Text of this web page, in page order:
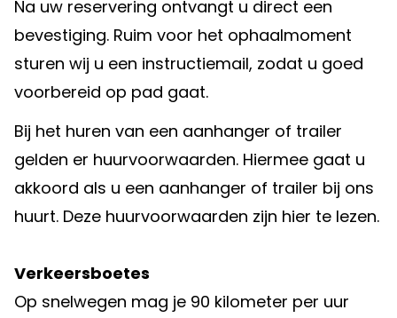
Na uw reservering ontvangt u direct een
bevestiging. Ruim voor het ophaalmoment
sturen wij u een instructiemail, zodat u goed
voorbereid op pad gaat.
Bij het huren van een aanhanger of trailer
gelden er huurvoorwaarden. Hiermee gaat u
akkoord als u een aanhanger of trailer bij ons
huurt. Deze huurvoorwaarden zijn hier te lezen.
Verkeersboetes
Op snelwegen mag je 90 kilometer per uur